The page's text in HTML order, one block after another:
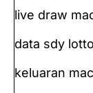
live draw
data sdy lotto
keluaran